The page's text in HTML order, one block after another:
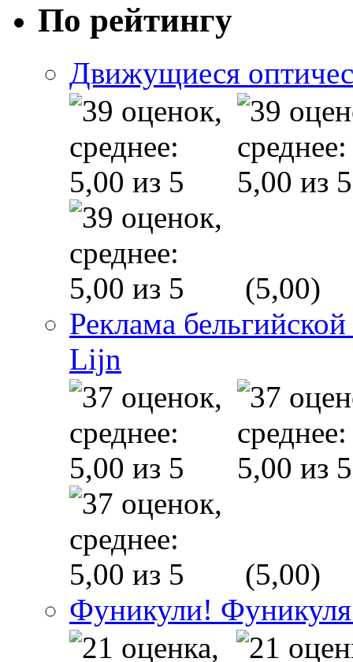
По рейтингу
Движущиеся
(5,00)
Реклама
Lijn
(5,00)
Фуникули!